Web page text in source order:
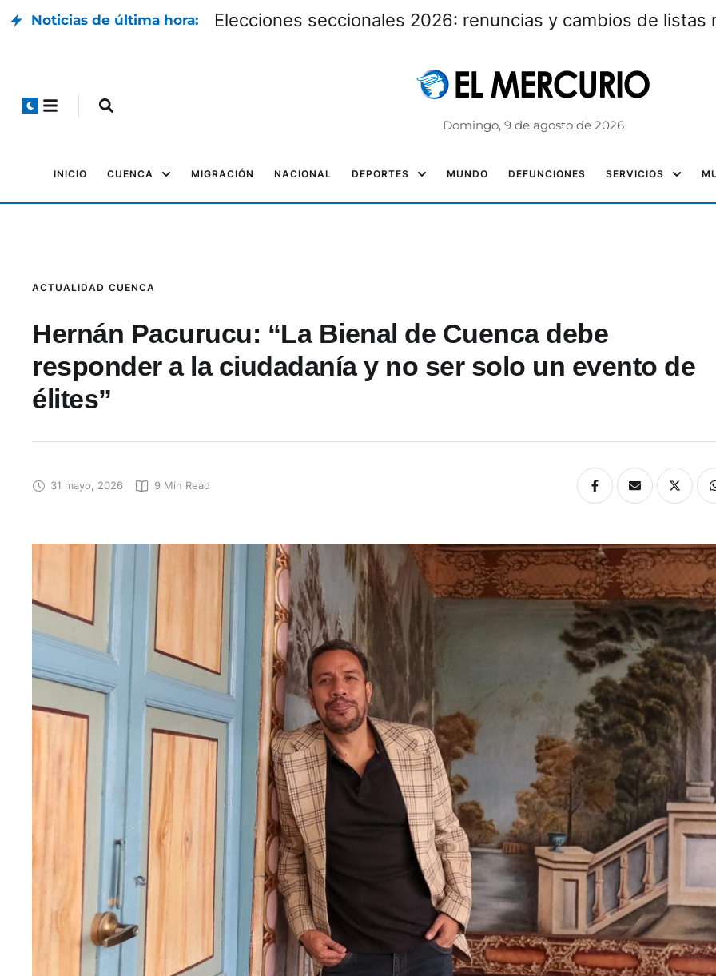
Noticias de última hora: Elecciones seccionales 2026: renuncias y cambios de listas
Domingo, 9 de agosto de 2026
INICIO CUENCA MIGRACIÓN NACIONAL DEPORTES MUNDO DEFUNCIONES SERVICIOS
ACTUALIDAD CUENCA
Hernán Pacurucu: “La Bienal de Cuenca debe
responder a la ciudadanía y no ser solo un evento de
élites”
31 mayo, 2026 9 Min Read